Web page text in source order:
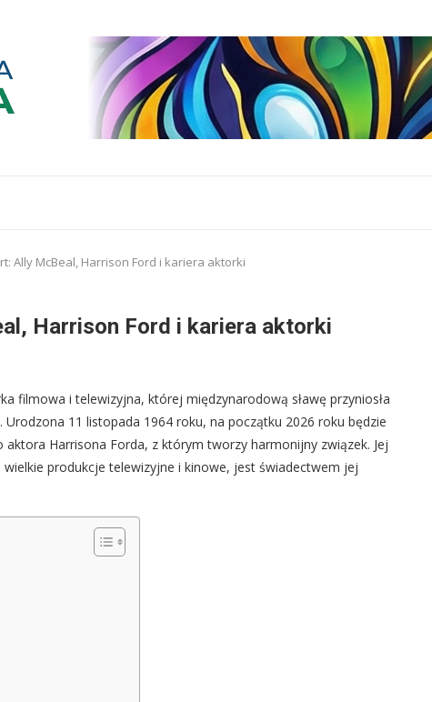
Ally McBeal, Harrison Ford i kariera aktorki
Harrison Ford i kariera aktorki
filmowa i telewizyjna, której międzynarodową sławę przyniosła
11 listopada 1964 roku, na początku 2026 roku będzie
aktora Harrisona Forda, z którym tworzy harmonijny związek. Jej
produkcje telewizyjne i kinowe, jest świadectwem jej